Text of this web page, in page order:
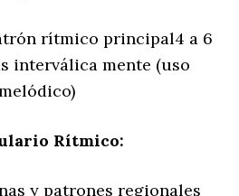
rítmico principal4 a 6
interválica mente (uso
Rítmico:
y patrones regionales